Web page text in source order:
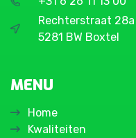
Rechterstraat 28a
5281 BW Boxtel
MENU
Home
Kwaliteiten